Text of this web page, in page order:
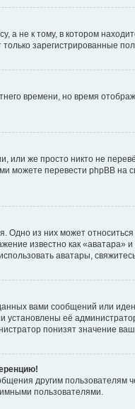
не к тому, в котором
зарегистрированные
времени, но время
или же просто никто не
можете перевести phpBB
Одно из них может
известно как
аватары,
вами сообщений или
её
понизят значение
другим
пользователями.